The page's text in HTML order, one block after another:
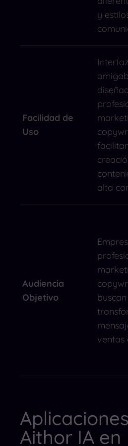
y
Facilidad de
Uso
Interfaz
alta
Audiencia
Objetivo
buscan
ventas
Aithor IA en